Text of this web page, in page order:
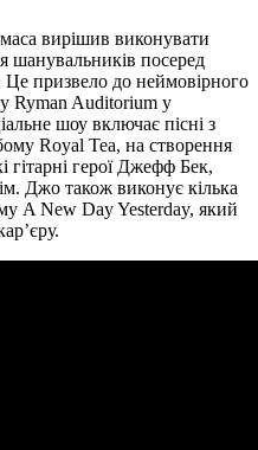
вирішив виконувати
шанувальників посеред
Це призвело до неймовірного
Ryman Auditorium у
шоу включає пісні з
Royal Tea, на створення
гітарні герої Джефф Бек,
Джо також виконує кілька
A New Day Yesterday, який